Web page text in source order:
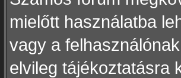
mielőtt használatba
vagy a
elvileg tájékoztatásra